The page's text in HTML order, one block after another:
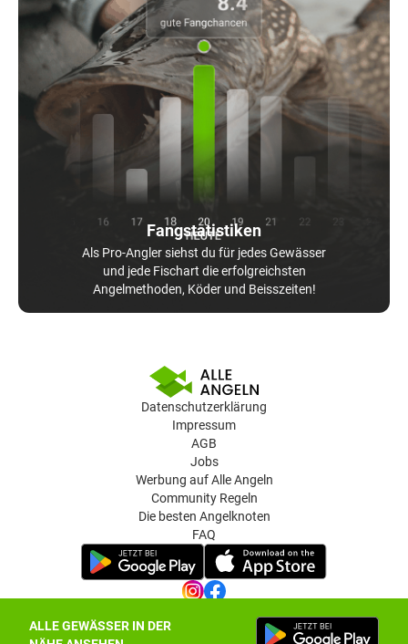
ALLE GEWÄSSER IN DER
Fangstatistiken
Als Pro-Angler siehst du für jedes Gewässer
und jede Fischart die erfolgreichsten
Angelmethoden, Köder und Beisszeiten!
Datenschutzerklärung
Impressum
AGB
Jobs
Werbung auf Alle Angeln
Community Regeln
Die besten Angelknoten
FAQ
Datenschutz-Einstellungen